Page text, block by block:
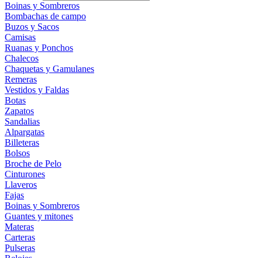
Boinas y Sombreros
Bombachas de campo
Buzos y Sacos
Camisas
Ruanas y Ponchos
Chalecos
Chaquetas y Gamulanes
Remeras
Vestidos y Faldas
Botas
Zapatos
Sandalias
Alpargatas
Billeteras
Bolsos
Broche de Pelo
Cinturones
Llaveros
Fajas
Boinas y Sombreros
Guantes y mitones
Materas
Carteras
Pulseras